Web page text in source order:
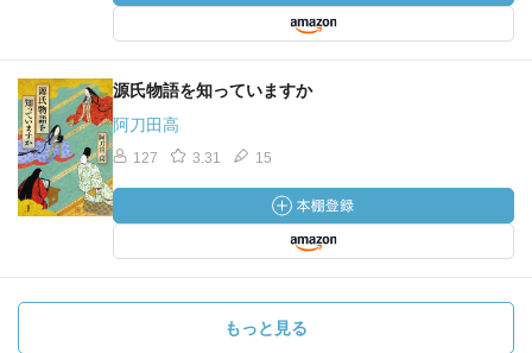
源氏物語を知っていますか
阿刀田高
127 3.31 15
もっと見る